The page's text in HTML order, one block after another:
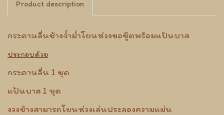
Product description
กระดานลื่นช้างจ้ำม่ำโยนห่วงขอซู๊ตพร้อมแป้นบาส
ประกอบด้วย
กระดานลื่น 1 ชุด
แป้นบาส 1 ชุด
งวงช้างสามารถโยนห่วงเล่นประลองความแม่น